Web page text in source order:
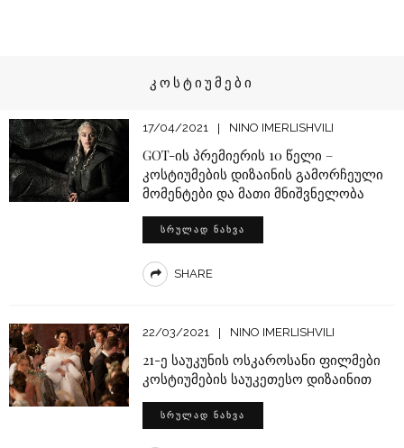
ᲙᲝᲡᲢᲘᲣᲛᲔᲑᲘ
17/04/2021 NINO IMERLISHVILI
GOT-ის პრემიერის 10 წელი –
კოსტიუმების დიზაინის გამორჩეული
მომენტები და მათი მნიშვნელობა
ᲡᲠᲣᲚᲐᲓ ᲜᲐᲮᲕᲐ
SHARE
22/03/2021 NINO IMERLISHVILI
21-ე საუკუნის ოსკაროსანი ფილმები
კოსტიუმების საუკეთესო დიზაინით
ᲡᲠᲣᲚᲐᲓ ᲜᲐᲮᲕᲐ